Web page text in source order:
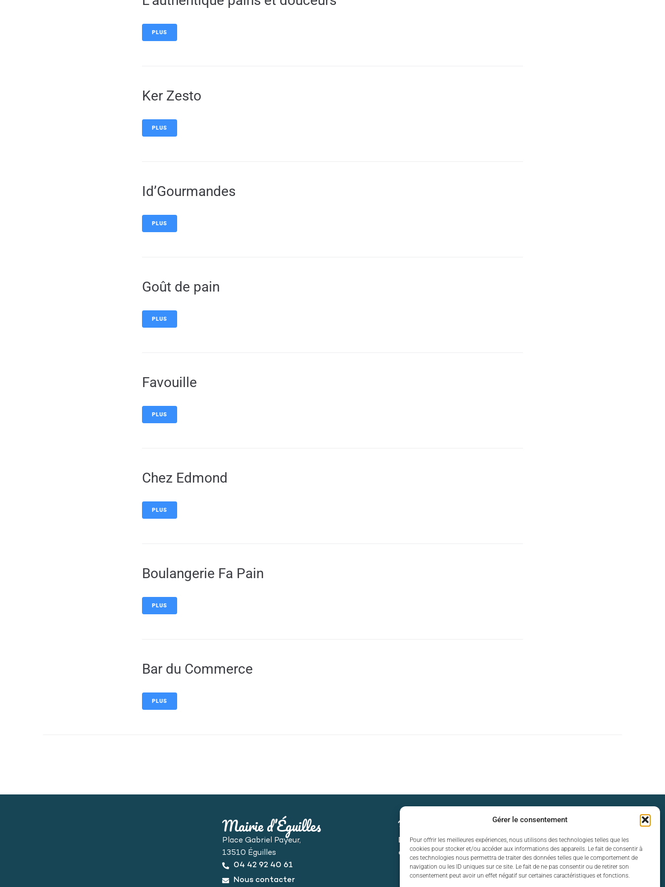
Gérer le consentement
Pour offrir les meilleures expériences, nous utilisons des technologies telles que les
cookies pour stocker et/ou accéder aux informations des appareils. Le fait de consentir à
ces technologies nous permettra de traiter des données telles que le comportement de
navigation ou les ID uniques sur ce site. Le fait de ne pas consentir ou de retirer son
consentement peut avoir un effet négatif sur certaines caractéristiques et fonctions.
PLUS
Ker Zesto
PLUS
Id’Gourmandes
PLUS
Goût de pain
PLUS
Favouille
PLUS
Chez Edmond
PLUS
Boulangerie Fa Pain
PLUS
Bar du Commerce
PLUS
Mairie d’Éguilles
Place Gabriel Payeur,
13510 Éguilles
04 42 92 40 61
Nous contacter
Horaires d’ouverture
Du lundi au vendredi :
de 8h30 à 12h30 et de 13h30 à 17h30